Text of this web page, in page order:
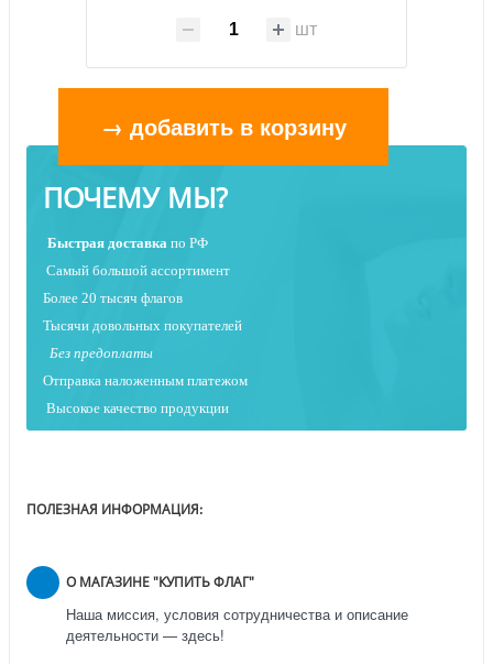
шт
→ добавить в корзину
ПОЧЕМУ МЫ?
Быстрая доставка по РФ
Самый большой ассортимент
Более 20 тысяч флагов
Тысячи довольных покупателей
Без предоплаты
Отправка наложенным платежом
Высокое качество продукции
ПОЛЕЗНАЯ ИНФОРМАЦИЯ:
О МАГАЗИНЕ "КУПИТЬ ФЛАГ"
Наша миссия, условия сотрудничества и описание
деятельности — здесь!